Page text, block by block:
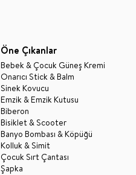
Öne Çıkanlar
Bebek & Çocuk Güneş Kremi
Onarıcı Stick & Balm
Sinek Kovucu
Emzik & Emzik Kutusu
Biberon
Bisiklet & Scooter
Banyo Bombası & Köpüğü
Kolluk & Simit
Çocuk Sırt Çantası
Şapka